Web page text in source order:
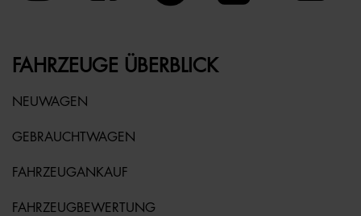
FAHRZEUGE ÜBERBLICK
NEUWAGEN
GEBRAUCHTWAGEN
FAHRZEUGANKAUF
FAHRZEUGBEWERTUNG